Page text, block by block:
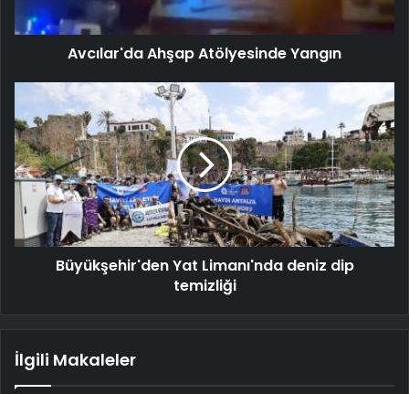
Avcılar'da Ahşap Atölyesinde Yangın
Büyükşehir'den Yat Limanı'nda deniz dip
temizliği
İlgili Makaleler